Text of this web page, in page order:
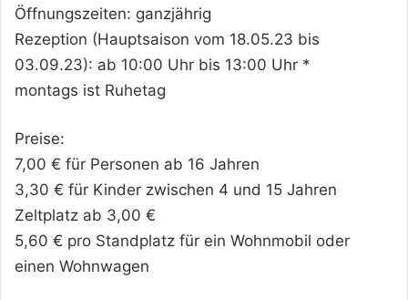
Öffnungszeiten: ganzjährig
Rezeption (Hauptsaison vom 18.05.23 bis
03.09.23): ab 10:00 Uhr bis 13:00 Uhr *
montags ist Ruhetag
Preise:
7,00 € für Personen ab 16 Jahren
3,30 € für Kinder zwischen 4 und 15 Jahren
Zeltplatz ab 3,00 €
5,60 € pro Standplatz für ein Wohnmobil oder
einen Wohnwagen